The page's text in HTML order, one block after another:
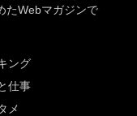
たWebマガジンで
ング
仕事
メ